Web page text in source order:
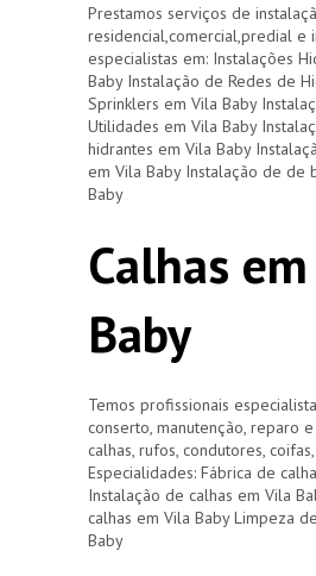
Prestamos serviços de
residencial,comercial,predial e
especialistas em: Instalações
Baby Instalação de Redes de
Sprinklers em Vila Baby
Utilidades em Vila Baby
hidrantes em Vila Baby
em Vila Baby Instalação de de
Baby
Calhas
Baby
Temos profissionais
conserto, manutenção, reparo
calhas, rufos, condutores,
Especialidades: Fábrica de
Instalação de calhas em Vila
calhas em Vila Baby Limpeza
Baby